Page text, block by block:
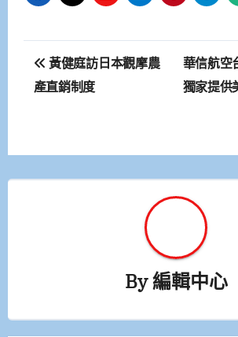
文
章
覽
黃健庭訪日本觀摩農
產直銷制度
華信航空
獨家提供
By編輯中心